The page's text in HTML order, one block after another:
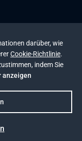
.
Es
darüber, wie
Cookie-Richtlinie.
indem Sie
anzeigen